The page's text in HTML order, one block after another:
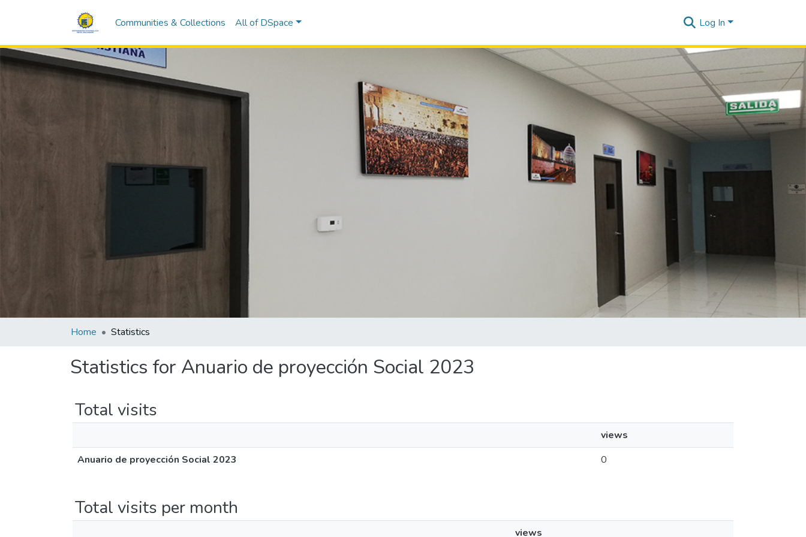
Communities & Collections All of DSpace Log In
Home Statistics
Statistics for Anuario de proyección Social 2023
Total visits
views
Anuario de proyección Social 2023
0
Total visits per month
views